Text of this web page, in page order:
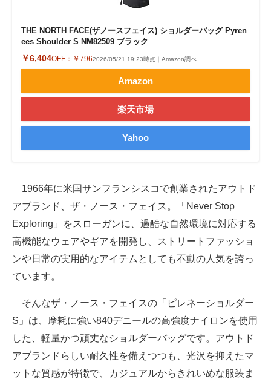
THE NORTH FACE(ザノースフェイス) ショルダーバッグ Pyren
ees Shoulder S NM82509 ブラック
￥6,404OFF： ￥7962026/05/21 19:23時点｜Amazon調べ
Amazon
楽天市場
Yahoo
1966年に米国サンフランシスコで創業されたアウトド
アブランド、ザ・ノース・フェイス。「Never Stop
Exploring」をスローガンに、過酷な自然環境に対応する
高機能なウェアやギアを開発し、ストリートファッショ
ンや日常の実用的なアイテムとしても不動の人気を誇っ
ています。
そんなザ・ノース・フェイスの「ピレネーショルダー
S」は、摩耗に強い840デニールの高強度ナイロンを使用
した、軽量かつ頑丈なショルダーバッグです。アウトド
アブランドらしい耐久性を備えつつも、光沢を抑えたマ
ットな質感が特徴で、カジュアルからきれいめな服装ま